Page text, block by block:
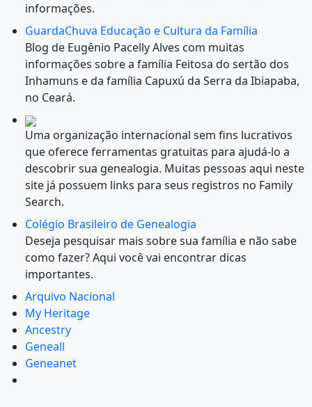
informações.
GuardaChuva Educação e Cultura da Família
Blog de Eugênio Pacelly Alves com muitas
informações sobre a família Feitosa do sertão dos
Inhamuns e da família Capuxú da Serra da Ibiapaba,
no Ceará.
Uma organização internacional sem fins lucrativos
que oferece ferramentas gratuitas para ajudá-lo a
descobrir sua genealogia. Muitas pessoas aqui neste
site já possuem links para seus registros no Family
Search.
Colégio Brasileiro de Genealogia
Deseja pesquisar mais sobre sua família e não sabe
como fazer? Aqui você vai encontrar dicas
importantes.
Arquivo Nacional
My Heritage
Ancestry
Geneall
Geneanet